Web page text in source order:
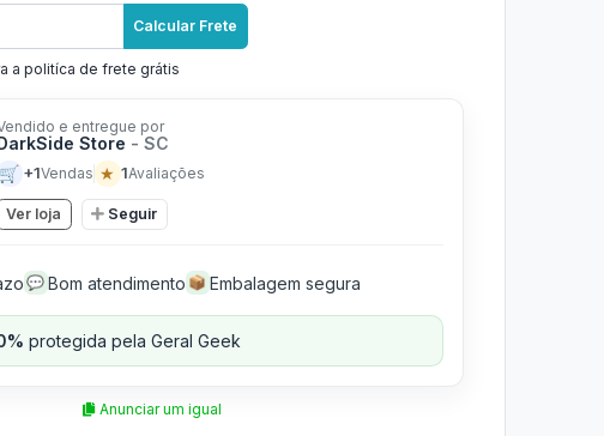
Calcular Frete
a politíca de frete grátis
e entregue por
Store - SC
🛒 +1Vendas ★ 1Avaliações
Ver loja Seguir
💬 Bom atendimento 📦 Embalagem segura
protegida pela Geral Geek
Anunciar um igual